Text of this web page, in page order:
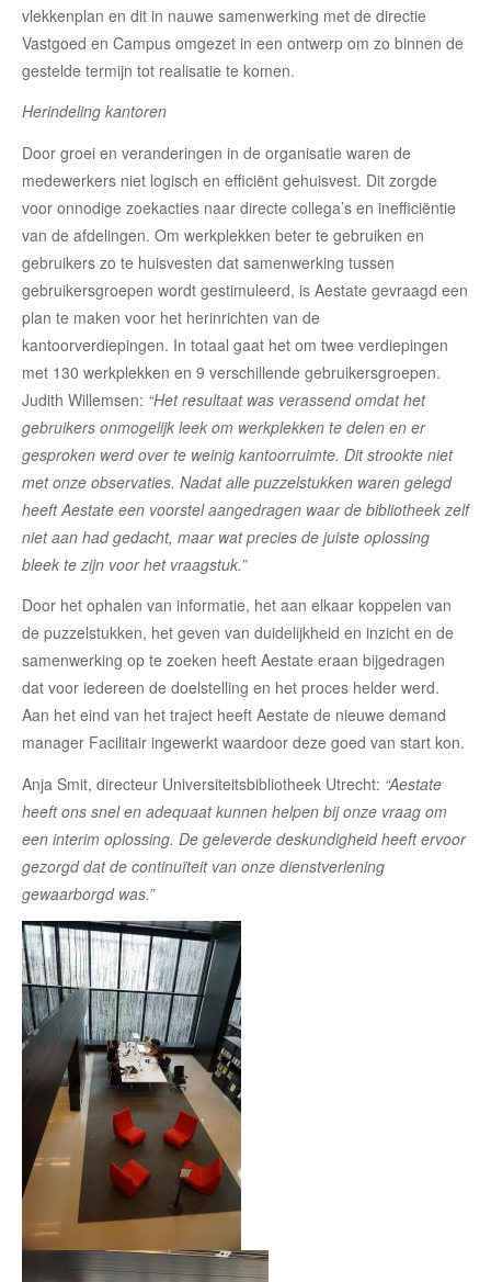
vlekkenplan en dit in nauwe samenwerking met de directie
Vastgoed en Campus omgezet in een ontwerp om zo binnen de
gestelde termijn tot realisatie te komen.
Herindeling kantoren
Door groei en veranderingen in de organisatie waren de
medewerkers niet logisch en efficiënt gehuisvest. Dit zorgde
voor onnodige zoekacties naar directe collega’s en inefficiëntie
van de afdelingen. Om werkplekken beter te gebruiken en
gebruikers zo te huisvesten dat samenwerking tussen
gebruikersgroepen wordt gestimuleerd, is Aestate gevraagd een
plan te maken voor het herinrichten van de
kantoorverdiepingen. In totaal gaat het om twee verdiepingen
met 130 werkplekken en 9 verschillende gebruikersgroepen.
Judith Willemsen: “Het resultaat was verassend omdat het
gebruikers onmogelijk leek om werkplekken te delen en er
gesproken werd over te weinig kantoorruimte. Dit strookte niet
met onze observaties. Nadat alle puzzelstukken waren gelegd
heeft Aestate een voorstel aangedragen waar de bibliotheek zelf
niet aan had gedacht, maar wat precies de juiste oplossing
bleek te zijn voor het vraagstuk.”
Door het ophalen van informatie, het aan elkaar koppelen van
de puzzelstukken, het geven van duidelijkheid en inzicht en de
samenwerking op te zoeken heeft Aestate eraan bijgedragen
dat voor iedereen de doelstelling en het proces helder werd.
Aan het eind van het traject heeft Aestate de nieuwe demand
manager Facilitair ingewerkt waardoor deze goed van start kon.
Anja Smit, directeur Universiteitsbibliotheek Utrecht: “Aestate
heeft ons snel en adequaat kunnen helpen bij onze vraag om
een interim oplossing. De geleverde deskundigheid heeft ervoor
gezorgd dat de continuïteit van onze dienstverlening
gewaarborgd was.”